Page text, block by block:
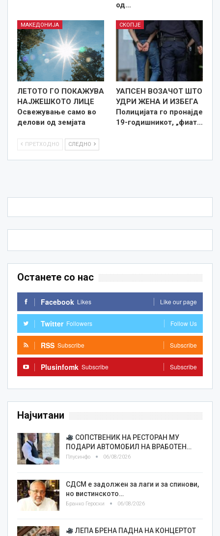
од…
МАКЕДОНИЈА
ЛЕТОТО ГО ПОКАЖУВА
НАЈЖЕШКОТО ЛИЦE
Освежување само во
делови од земјата
СКОПЈЕ
УАПСЕН ВОЗАЧОТ ШТО
УДРИ ЖЕНА И ИЗБЕГА
Полицијата го пронајде
19-годишникот, „фиат…
ПРЕТХОДНО СЛЕДНО
Останете со нас
Facebook Likes Like our page
Twitter Followers Follow Us
RSS Subscribe Subscribe
Plusinfomk Subscribe Subscribe
Најчитани
СОПСТВЕНИК НА РЕСТОРАН МУ
ПОДАРИ АВТОМОБИЛ НА ВРАБОТЕН…
Плусинфо 06/08/2026
СДСМ е задолжен за лаги и за спинови,
но вистинското…
Бранко Героски 06/08/2026
ЛЕПА БРЕНА ПАДНА НА КОНЦЕРТОТ